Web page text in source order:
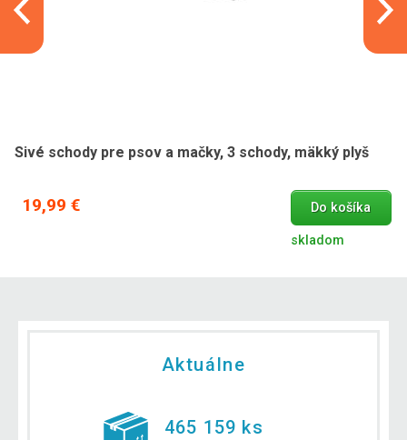
Sivé schody pre psov a mačky, 3 schody, mäkký plyš
19,99 € Do košíka
skladom
Aktuálne
465 159 ks